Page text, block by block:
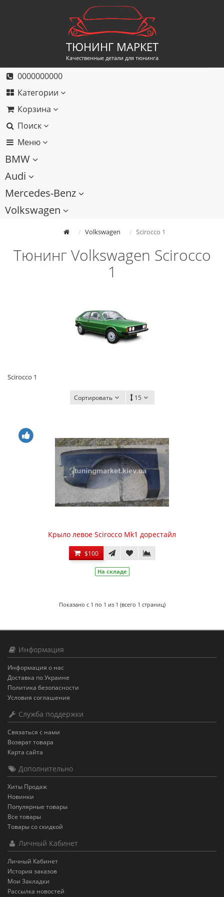
ТЮНИНГ МАРКЕТ
Качественные детали для тюнинга
0000000000
Категории
Корзина
Поиск
Меню
BMW
Audi
Mercedes-Benz
Volkswagen
Volkswagen Scirocco 1
Тюнинг Volkswagen Scirocco
1
Scirocco 1
Сортировать 15
Крыло левое Scirocco Mk1 дорестайл
$100
На складе
Показано с 1 по 1 из 1 (всего 1 страниц)
Информация
Информация о нас
Доставка по Украине
Политика безопасности
Условия соглашения
Служба поддержки
Связаться с нами
Возврат товара
Карта сайта
Дополнительно
Хиты Продаж
Новинки
Популярные товары
Все товары
Товары со скидкой
Личный Кабинет
Личный Кабинет
История заказов
Мои Закладки
Рассылка новостей